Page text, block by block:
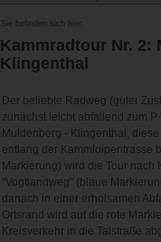
Sie befinden sich hier:
Kammradtour Nr. 2:
Klingenthal
Der beliebte Radweg (guter
zunächst leicht abfallend zum
Muldenberg - Klingenthal,
entlang der Kammloipentrasse
Markierung) wird die Tour nach
"Vogtlandweg" (blaue
danach in einer erholsamen
Ortsrand wird auf die rote
Kreisverkehr in die Talstraße